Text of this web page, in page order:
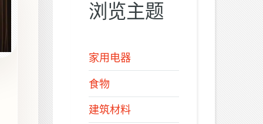
浏览主题
家用电器
食物
建筑材料